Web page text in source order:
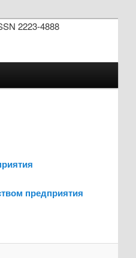
2223-4888
предприятия